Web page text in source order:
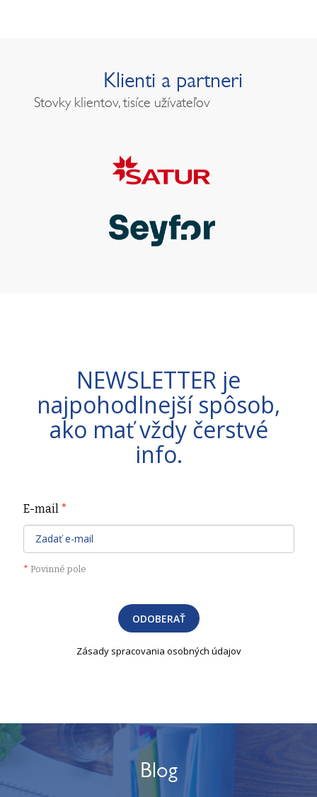
Klienti a partneri
Stovky klientov, tisíce užívateľov
NEWSLETTER je
najpohodlnejší spôsob,
ako mať vždy čerstvé
info.
E-mail *
* Povinné pole
ODOBERAŤ
Zásady spracovania osobných údajov
Blog